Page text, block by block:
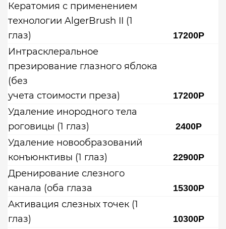
Кератомия с применением
технологии AlgerBrush II (1
глаз)
17200Р
Интрасклеральное
презирование глазного яблока
(без
учета стоимости преза)
17200Р
Удаление инородного тела
роговицы (1 глаз)
2400Р
Удаление новообразований
конъюнктивы (1 глаз)
22900Р
Дренирование слезного
канала (оба глаза
15300Р
Активация слезных точек (1
глаз)
10300Р